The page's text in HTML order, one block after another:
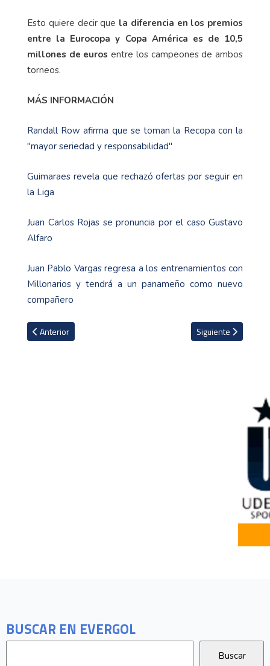
BUSCAR EN EVERGOL
Esto quiere decir que la diferencia en los premios
entre la Eurocopa y Copa América es de 10,5
millones de euros entre los campeones de ambos
torneos.
MÁS INFORMACIÓN
Randall Row afirma que se toman la Recopa con la
"mayor seriedad y responsabilidad"
Guimaraes revela que rechazó ofertas por seguir en
la Liga
Juan Carlos Rojas se pronuncia por el caso Gustavo
Alfaro
Juan Pablo Vargas regresa a los entrenamientos con
Millonarios y tendrá a un panameño como nuevo
compañero
Artículo anterior: Presidente de la Federación de Colombia fue
Anterior Artículo siguiente:
Siguiente